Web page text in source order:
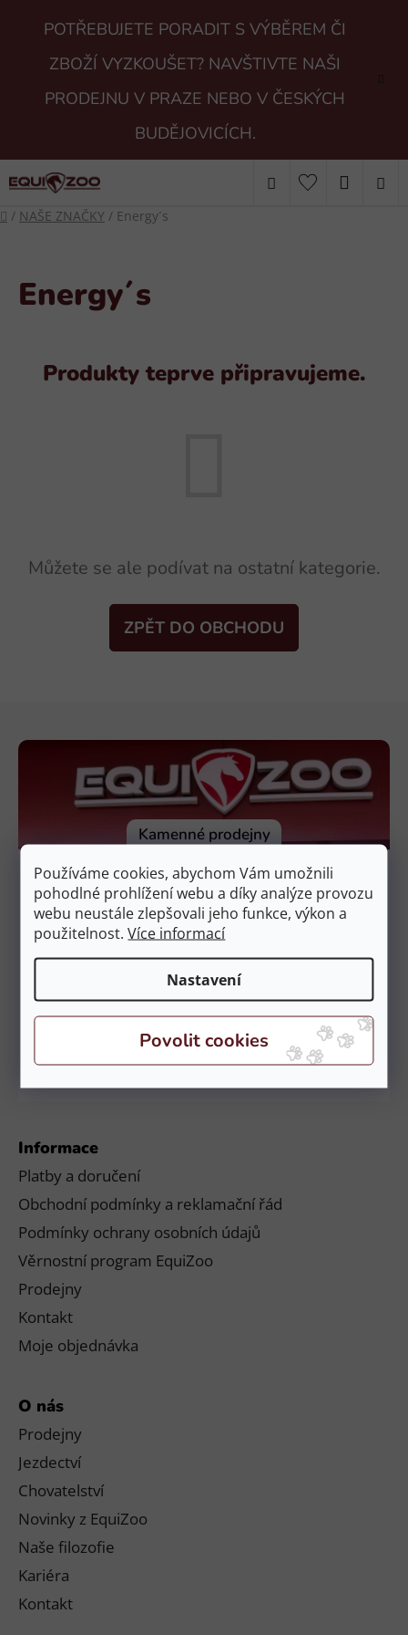
Používáme cookies, abychom Vám umožnili
pohodlné prohlížení webu a díky analýze provozu
webu neustále zlepšovali jeho funkce, výkon a
použitelnost.Více informací
Nastavení
POTŘEBUJETE PORADIT S VÝBĚREM ČI
ZBOŽÍ VYZKOUŠET? NAVŠTIVTE NAŠI
PRODEJNU V PRAZE NEBO V ČESKÝCH
BUDĚJOVICÍCH.
Hledat
Domů
/ NAŠE ZNAČKY / Energy´s
Energy´s
Produkty teprve připravujeme.
Můžete se ale podívat na ostatní kategorie.
ZPĚT DO OBCHODU
Informace
Platby a doručení
Obchodní podmínky a reklamační řád
Podmínky ochrany osobních údajů
Věrnostní program EquiZoo
Prodejny
Kontakt
Moje objednávka
O nás
Prodejny
Jezdectví
Chovatelství
Novinky z EquiZoo
Naše filozofie
Kariéra
Kontakt
Kamenné prodejny
Prodejna Čestlice
EquiZoo – OC Spektrum
Obchodní 329, 251 01 Čestlice
Otevírací doba:
Prodejna České Budějovice
EquiZoo – Budějovice
Průběžná 2551, 370 04 Č. Budějovice
Otevírací doba:
PO – NE: 9:00 – 20:00